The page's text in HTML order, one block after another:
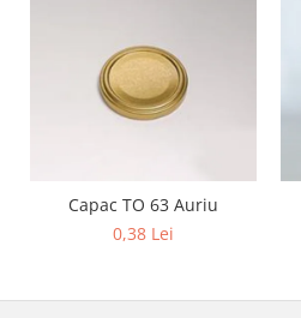
Capac TO 63 Auriu
0,38 Lei